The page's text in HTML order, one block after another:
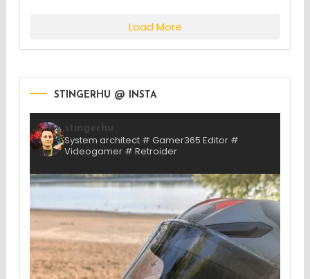
Load More
STINGERHU @ INSTA
System architect # Gamer365 Editor #
Videogamer # Retroider